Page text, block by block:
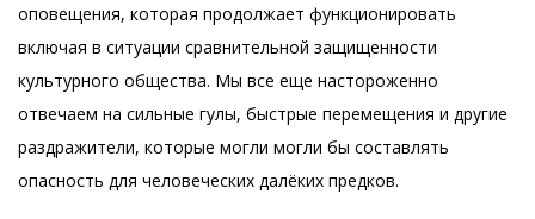
оповещения, которая продолжает функционировать
включая в ситуации сравнительной защищенности
культурного общества. Мы все еще настороженно
отвечаем на сильные гулы, быстрые перемещения и другие
раздражители, которые могли могли бы составлять
опасность для человеческих далёких предков.